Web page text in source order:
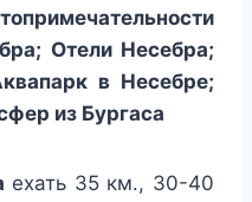
Отели Несебра;
в Несебре;
из Бургаса
ехать 35 км., 30-40